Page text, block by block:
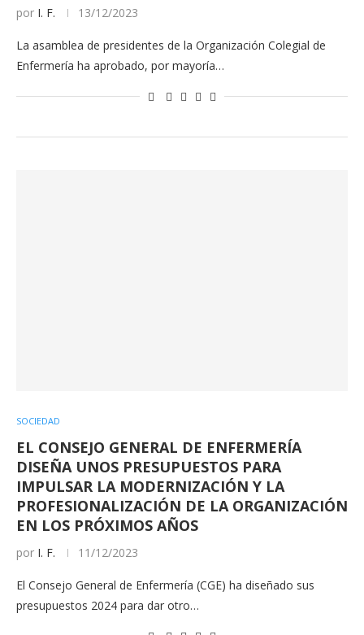
por I. F. 13/12/2023
La asamblea de presidentes de la Organización Colegial de
Enfermería ha aprobado, por mayoría…
SOCIEDAD
EL CONSEJO GENERAL DE ENFERMERÍA
DISEÑA UNOS PRESUPUESTOS PARA
IMPULSAR LA MODERNIZACIÓN Y LA
PROFESIONALIZACIÓN DE LA ORGANIZACIÓN
EN LOS PRÓXIMOS AÑOS
por I. F. 11/12/2023
El Consejo General de Enfermería (CGE) ha diseñado sus
presupuestos 2024 para dar otro…